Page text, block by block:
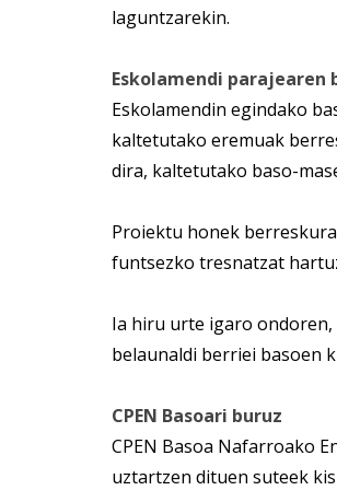
laguntzarekin.
Eskolamendi parajearen
Eskolamendin egindako
kaltetutako eremuak
dira, kaltetutako baso-
Proiektu honek
funtsezko tresnatzat
Ia hiru urte igaro
belaunaldi berriei basoen
CPEN Basoari buruz
CPEN Basoa Nafarroako
uztartzen dituen suteek